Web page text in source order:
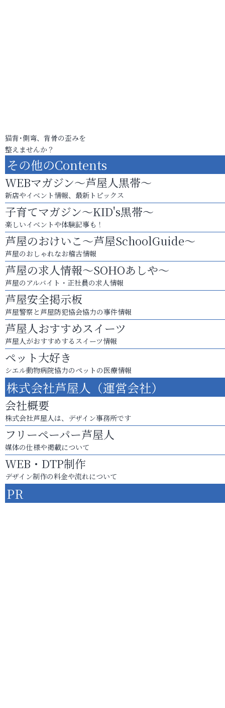
猫背･側弯、背骨の歪みを
整えませんか？
その他のContents
WEBマガジン～芦屋人黒帯～
新店やイベント情報、最新トピックス
子育てマガジン～KID's黒帯～
楽しいイベントや体験記事も！
芦屋のおけいこ～芦屋SchoolGuide～
芦屋のおしゃれなお稽古情報
芦屋の求人情報～SOHOあしや～
芦屋のアルバイト・正社員の求人情報
芦屋安全掲示板
芦屋警察と芦屋防犯協会協力の事件情報
芦屋人おすすめスイーツ
芦屋人がおすすめするスイーツ情報
ペット大好き
シエル動物病院協力のペットの医療情報
株式会社芦屋人（運営会社）
会社概要
株式会社芦屋人は、デザイン事務所です
フリーペーパー芦屋人
媒体の仕様や掲載について
WEB・DTP制作
デザイン制作の料金や流れについて
PR